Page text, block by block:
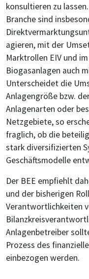
konsultieren zu
Branche sind
agieren, mit der
Marktrollen EIV und
Biogasanlagen auch
Unterscheidet die
Anlagengröße bzw.
Anlagenarten oder
Netzgebiete, so
fraglich, ob die
stark diversifizierten
Geschäftsmodelle
Der BEE empfiehlt
und der bisherigen
Verantwortlichkeiten
Anlagenbetreiber
Prozess des
einbezogen werden.